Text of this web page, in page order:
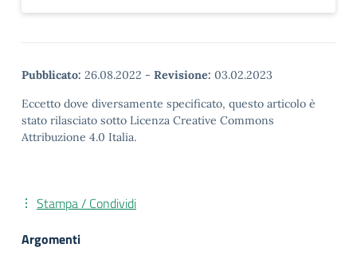
Pubblicato: 26.08.2022 - Revisione: 03.02.2023
Eccetto dove diversamente specificato, questo articolo è
stato rilasciato sotto Licenza Creative Commons
Attribuzione 4.0 Italia.
Stampa / Condividi
Argomenti